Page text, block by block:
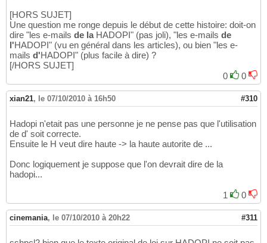
[HORS SUJET]
Une question me ronge depuis le début de cette histoire: doit-on
dire "les e-mails de laHADOPI" (pas joli), "les e-mails de
l'HADOPI" (vu en général dans les articles), ou bien "les e-
mails d'HADOPI" (plus facile à dire) ?
[/HORS SUJET]
0
0
xian21, le 07/10/2010 à 16h50 #310
Hadopi n'etait pas une personne je ne pense pas que l'utilisation
de d' soit correcte.
Ensuite le H veut dire haute -> la haute autorite de ...
Donc logiquement je suppose que l'on devrait dire de la
hadopi...
1 0
cinemania, le 07/10/2010 à 20h22 #311